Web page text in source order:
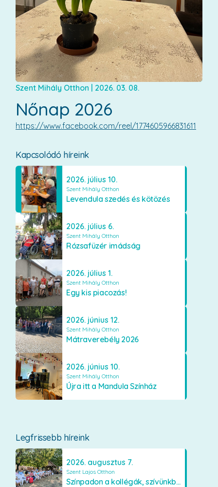
Kapcsolódó híreink
2026. július 10.
Szent Mihály Otthon
Levendula szedés és kötözés
2026. július 6.
Szent Mihály Otthon
Rózsafüzér imádság
2026. július 1.
Szent Mihály Otthon
Egy kis piacozás!
2026. június 12.
Szent Mihály Otthon
Mátraverebély 2026
2026. június 10.
Szent Mihály Otthon
Újra itt a Mandula Színház
Legfrissebb híreink
2026. augusztus 7.
Szent Lajos Otthon
Színpadon a kollégák, szívünkben a lakók
Szent Mihály Otthon 2026. 03. 08.
Nőnap 2026
https://www.facebook.com/reel/1774605966831611